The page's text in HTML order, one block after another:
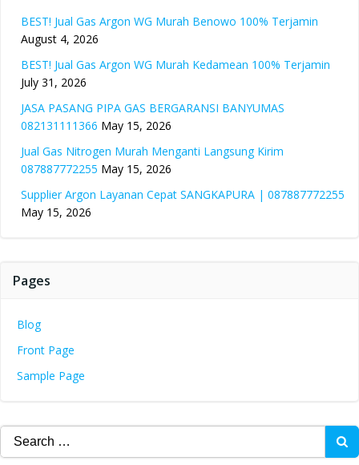
BEST! Jual Gas Argon WG Murah Benowo 100% Terjamin
August 4, 2026
BEST! Jual Gas Argon WG Murah Kedamean 100% Terjamin
July 31, 2026
JASA PASANG PIPA GAS BERGARANSI BANYUMAS
082131111366 May 15, 2026
Jual Gas Nitrogen Murah Menganti Langsung Kirim
087887772255 May 15, 2026
Supplier Argon Layanan Cepat SANGKAPURA | 087887772255
May 15, 2026
Pages
Blog
Front Page
Sample Page
Search
for: